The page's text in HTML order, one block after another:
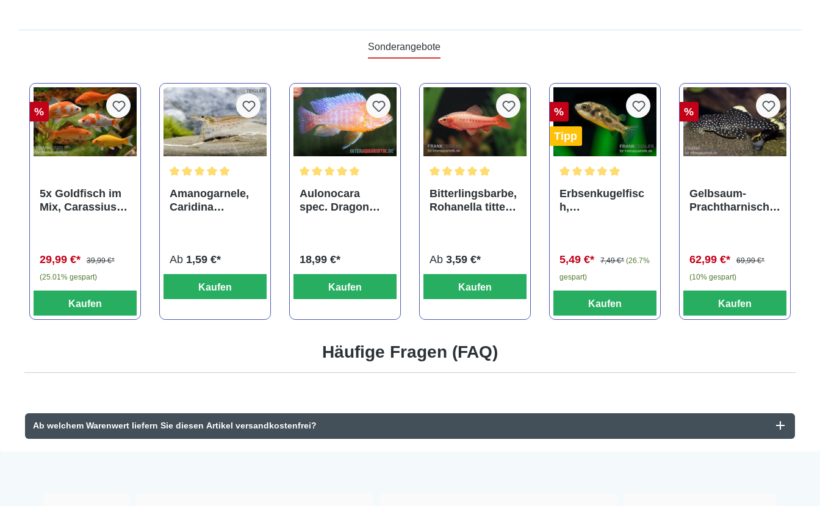
Sonderangebote
%
5x Goldfisch im
Mix, Carassius
29,99 €*
39,99 €*
(25.01% gespart)
Kaufen
Amanogarnele,
Caridina
Ab 1,59 €*
Kaufen
Aulonocara
spec. Dragon
18,99 €*
Kaufen
Bitterlingsbarbe,
Rohanella titteya,
Ab 3,59 €*
Kaufen
%
Tipp
Erbsenkugelfisc
h,
5,49 €*
7,49 €* (26.7%
gespart)
Kaufen
%
Gelbsaum-
Prachtharnischw
62,99 €*
69,99 €*
(10% gespart)
Kaufen
Häufige Fragen (FAQ)
Ab welchem Warenwert liefern Sie diesen Artikel versandkostenfrei?